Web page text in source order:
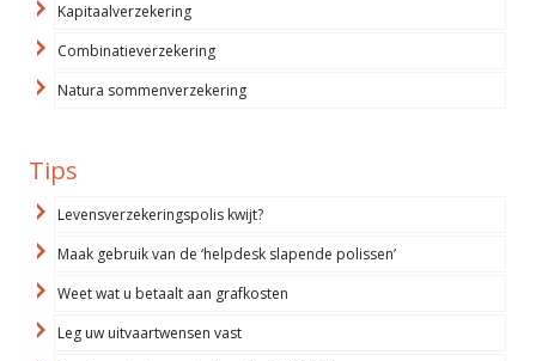
Kapitaalverzekering
Combinatieverzekering
Natura sommenverzekering
Tips
Levensverzekeringspolis kwijt?
Maak gebruik van de ‘helpdesk slapende polissen’
Weet wat u betaalt aan grafkosten
Leg uw uitvaartwensen vast